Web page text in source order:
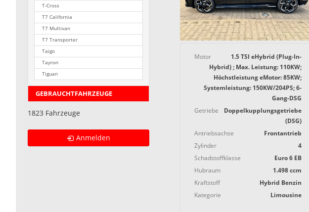
Motor
1.5 TSI eHybrid (Plug-In-
Hybrid) ; Max. Leistung: 110KW;
Höchstleistung eMotor: 85KW;
Systemleistung: 150KW/204PS; 6-
Gang-DSG
Getriebe
Doppelkupplungsgetriebe
(DSG)
Antriebsachse
Frontantrieb
Zylinder
4
Schadstoffklasse
Euro 6 EB
Hubraum
1.498 ccm
Kraftstoff
Hybrid Benzin
Kategorie
Limousine
T-Cross
T7 California
T7 Multivan
T7 Transporter
Taigo
Tayron
Tiguan
GEBRAUCHTFAHRZEUGE
1823 Fahrzeuge
Anmelden